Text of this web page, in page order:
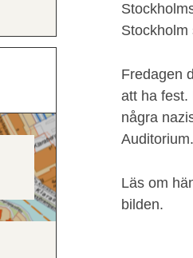
Stockholm
Fredagen
att ha fest.
några
Läs om
bilden.